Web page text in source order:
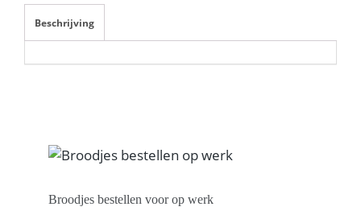
Beschrijving
Broodjes bestellen voor op werk